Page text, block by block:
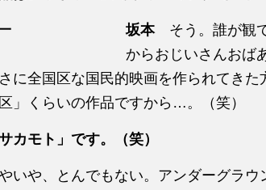
坂本 そう。誰が観
からおじいさんおば
に全国区な国民的映画を作られてき
」くらいの作品ですから…。（笑）
カモト」です。（笑）
いや、とんでもない。アンダーグラウ